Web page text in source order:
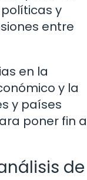
y
entre
en la
y la
y países
poner fin a
de